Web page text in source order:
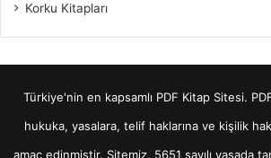
Korku Kitapları
Türkiye'nin en kapsamlı PDF Kitap Sitesi.
hukuka, yasalara, telif haklarına ve kişilik
amaç edinmiştir. Sitemiz, 5651 sayılı yasada